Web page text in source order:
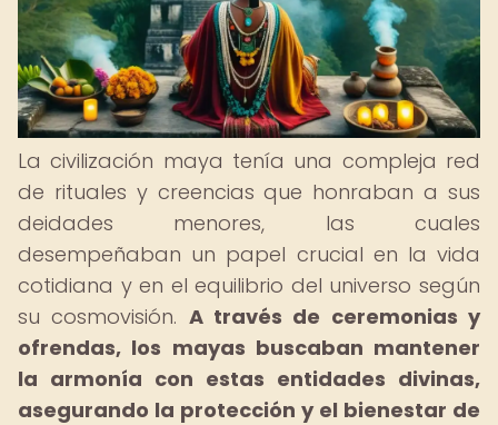
La civilización maya tenía una compleja red
de rituales y creencias que honraban a sus
deidades menores, las cuales
desempeñaban un papel crucial en la vida
cotidiana y en el equilibrio del universo según
su cosmovisión. A través de ceremonias y
ofrendas, los mayas buscaban mantener
la armonía con estas entidades divinas,
asegurando la protección y el bienestar de